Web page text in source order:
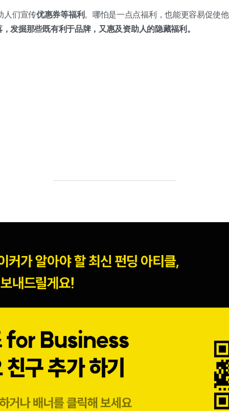
人们宣传优惠券等福利。哪怕是一点点福利，也能更容易促使
发掘那些既有利于品牌，又惠及资助人的隐藏福利。